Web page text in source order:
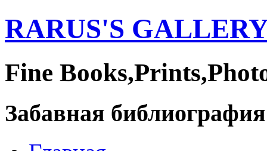
RARUS'S
Fine
Забавная библиография